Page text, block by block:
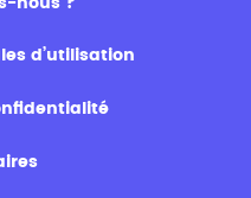
d’utilisation